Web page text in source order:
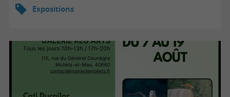
Expositions